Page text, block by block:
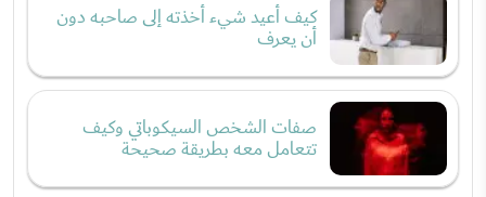
كيف أعيد شيء أخذته إلى صاحبه دون
أن يعرف
صفات الشخص السيكوباتي وكيف
تتعامل معه بطريقة صحيحة